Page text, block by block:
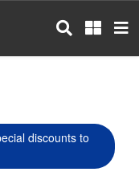
discounts to